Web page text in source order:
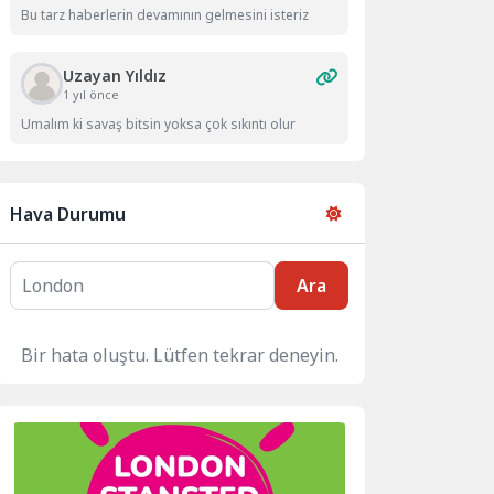
Bu tarz haberlerin devamının gelmesini isteriz
Uzayan Yıldız
1 yıl önce
Umalım ki savaş bitsin yoksa çok sıkıntı olur
Hava Durumu
Ara
Bir hata oluştu. Lütfen tekrar deneyin.